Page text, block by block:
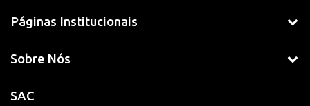
Páginas Institucionais
Sobre Nós
SAC